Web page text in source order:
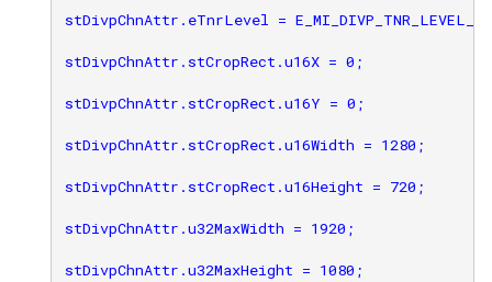
stDivpChnAttr.eTnrLevel =
stDivpChnAttr.stCropRect.u16X = 0;
stDivpChnAttr.stCropRect.u16Y = 0;
stDivpChnAttr.stCropRect.u16Width = 1280;
stDivpChnAttr.stCropRect.u16Height = 720;
stDivpChnAttr.u32MaxWidth = 1920;
stDivpChnAttr.u32MaxHeight = 1080;